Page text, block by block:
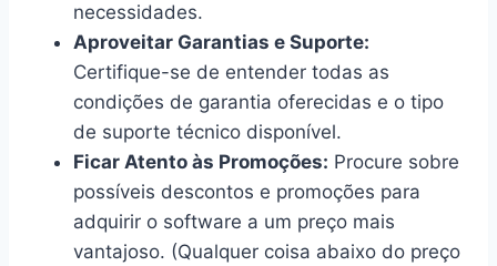
necessidades.
Aproveitar Garantias e Suporte:
Certifique-se de entender todas as
condições de garantia oferecidas e o tipo
de suporte técnico disponível.
Ficar Atento às Promoções: Procure sobre
possíveis descontos e promoções para
adquirir o software a um preço mais
vantajoso. (Qualquer coisa abaixo do preço